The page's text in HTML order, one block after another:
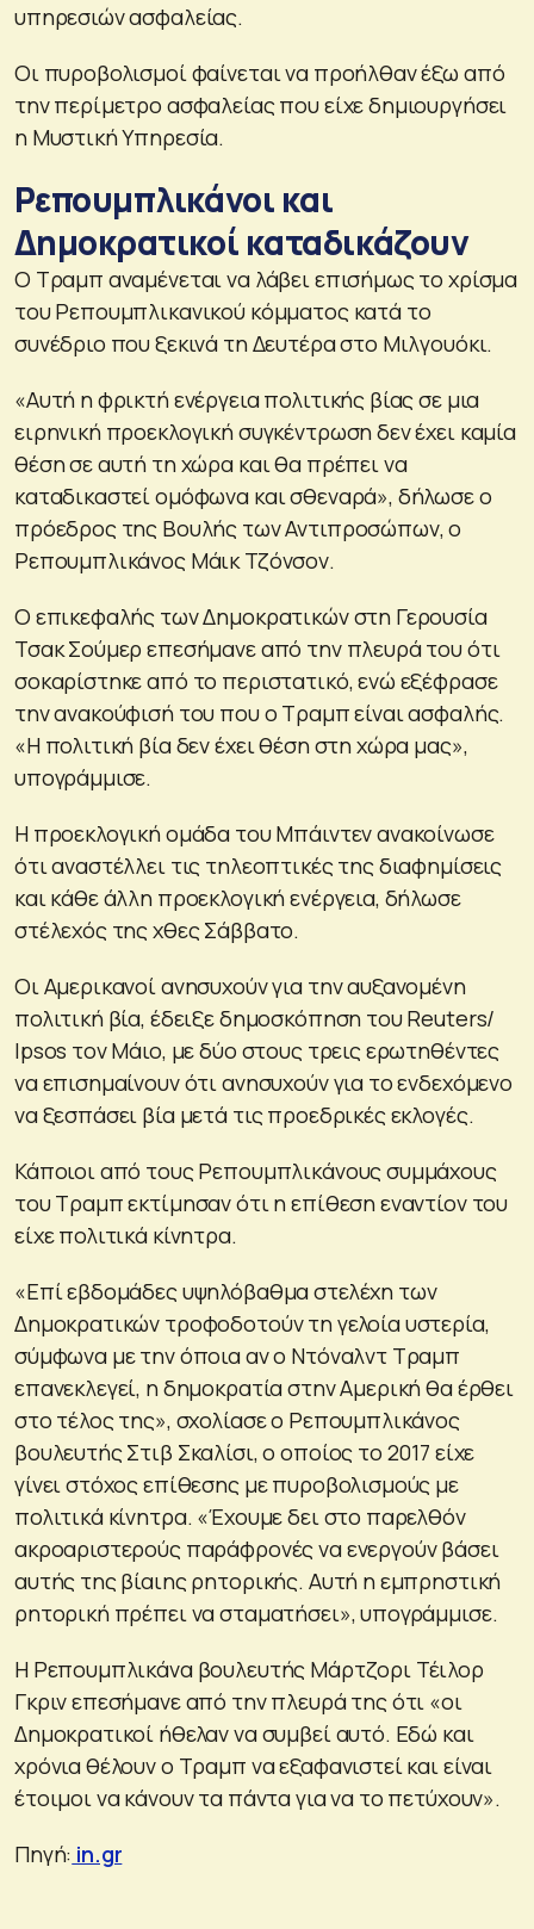
υπηρεσιών ασφαλείας.
Οι πυροβολισμοί φαίνεται να προήλθαν έξω από
την περίμετρο ασφαλείας που είχε δημιουργήσει
η Μυστική Υπηρεσία.
Ρεπουμπλικάνοι και
Δημοκρατικοί καταδικάζουν
Ο Τραμπ αναμένεται να λάβει επισήμως το χρίσμα
του Ρεπουμπλικανικού κόμματος κατά το
συνέδριο που ξεκινά τη Δευτέρα στο Μιλγουόκι.
«Αυτή η φρικτή ενέργεια πολιτικής βίας σε μια
ειρηνική προεκλογική συγκέντρωση δεν έχει καμία
θέση σε αυτή τη χώρα και θα πρέπει να
καταδικαστεί ομόφωνα και σθεναρά», δήλωσε ο
πρόεδρος της Βουλής των Αντιπροσώπων, ο
Ρεπουμπλικάνος Μάικ Τζόνσον.
Ο επικεφαλής των Δημοκρατικών στη Γερουσία
Τσακ Σούμερ επεσήμανε από την πλευρά του ότι
σοκαρίστηκε από το περιστατικό, ενώ εξέφρασε
την ανακούφισή του που ο Τραμπ είναι ασφαλής.
«Η πολιτική βία δεν έχει θέση στη χώρα μας»,
υπογράμμισε.
Η προεκλογική ομάδα του Μπάιντεν ανακοίνωσε
ότι αναστέλλει τις τηλεοπτικές της διαφημίσεις
και κάθε άλλη προεκλογική ενέργεια, δήλωσε
στέλεχός της χθες Σάββατο.
Οι Αμερικανοί ανησυχούν για την αυξανομένη
πολιτική βία, έδειξε δημοσκόπηση του Reuters/
Ipsos τον Μάιο, με δύο στους τρεις ερωτηθέντες
να επισημαίνουν ότι ανησυχούν για το ενδεχόμενο
να ξεσπάσει βία μετά τις προεδρικές εκλογές.
Κάποιοι από τους Ρεπουμπλικάνους συμμάχους
του Τραμπ εκτίμησαν ότι η επίθεση εναντίον του
είχε πολιτικά κίνητρα.
«Επί εβδομάδες υψηλόβαθμα στελέχη των
Δημοκρατικών τροφοδοτούν τη γελοία υστερία,
σύμφωνα με την όποια αν ο Ντόναλντ Τραμπ
επανεκλεγεί, η δημοκρατία στην Αμερική θα έρθει
στο τέλος της», σχολίασε ο Ρεπουμπλικάνος
βουλευτής Στιβ Σκαλίσι, ο οποίος το 2017 είχε
γίνει στόχος επίθεσης με πυροβολισμούς με
πολιτικά κίνητρα. «Έχουμε δει στο παρελθόν
ακροαριστερούς παράφρονές να ενεργούν βάσει
αυτής της βίαιης ρητορικής. Αυτή η εμπρηστική
ρητορική πρέπει να σταματήσει», υπογράμμισε.
Η Ρεπουμπλικάνα βουλευτής Μάρτζορι Τέιλορ
Γκριν επεσήμανε από την πλευρά της ότι «οι
Δημοκρατικοί ήθελαν να συμβεί αυτό. Εδώ και
χρόνια θέλουν ο Τραμπ να εξαφανιστεί και είναι
έτοιμοι να κάνουν τα πάντα για να το πετύχουν».
Πηγή: in.gr